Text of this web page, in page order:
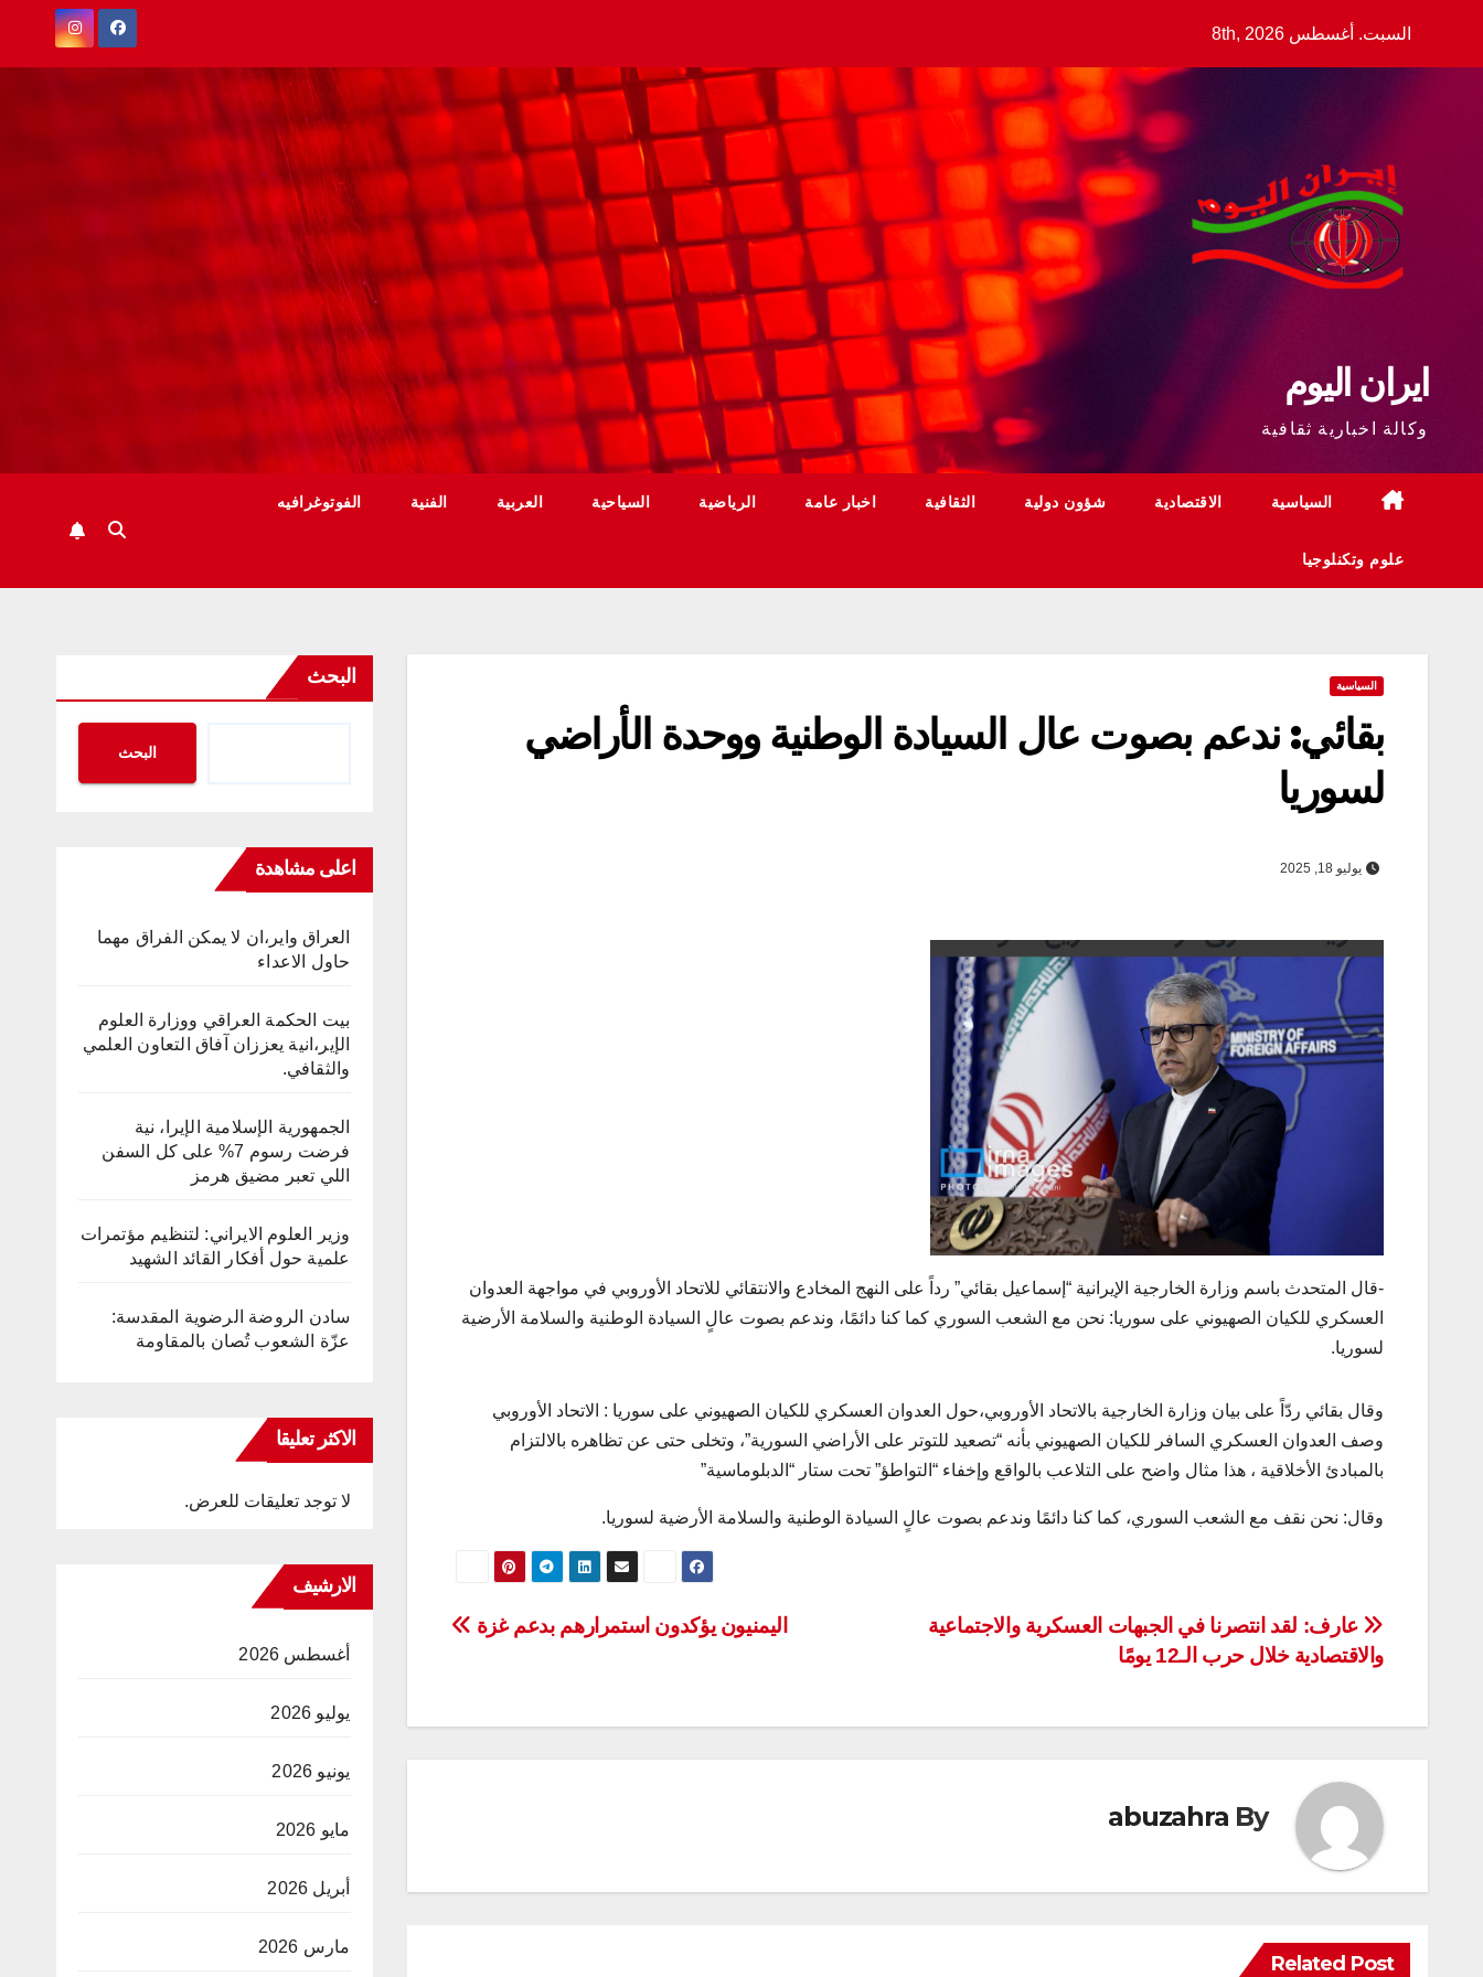
السبت. أغسطس 8th, 2026
ايران اليوم
وكالة اخبارية ثقافية
السياسية الاقتصادية شؤون دولية الثقافية اخبار عامة الرياضية السياحية العربية الفنية الفوتوغرافيه
علوم وتكنلوجيا
السياسية
بقائي: ندعم بصوت عال السيادة الوطنية ووحدة الأراضي
لسوریا
يوليو 18, 2025
-قال المتحدث باسم وزارة الخارجية الإيرانية “إسماعيل بقائي” رداً على النهج المخادع والانتقائي للاتحاد الأوروبي في مواجهة العدوان
العسكري للکیان الصهیوني على سوريا: نحن مع الشعب السوري كما كنا دائمًا، وندعم بصوت عالٍ السيادة الوطنية والسلامة الأرضیة
لسوريا.
وقال بقائي ردّاً على بيان وزارة الخارجية بالاتحاد الأوروبي،حول العدوان العسكري للکیان الصهیوني على سوريا : الاتحاد الأوروبي
وصف العدوان العسكري السافر للکیان الصهیوني بأنه “تصعيد للتوتر على الأراضي السورية”، وتخلى حتى عن تظاهره بالالتزام
بالمبادئ الأخلاقية ، هذا مثال واضح على التلاعب بالواقع وإخفاء “التواطؤ” تحت ستار “الدبلوماسية”
وقال: نحن نقف مع الشعب السوري، كما كنا دائمًا وندعم بصوت عالٍ السيادة الوطنية والسلامة الأرضیة لسوريا.
تصفّح
المقالات
اليمنيون يؤكدون استمرارهم بدعم غزة
عارف: لقد انتصرنا في الجبهات العسكرية والاجتماعية
والاقتصادية خلال حرب الـ12 يومًا
By
abuzahra
Related Post
البحث
البحث
اعلى مشاهدة
العراق واير،ان لا يمكن الفراق مهما
حاول الاعداء
بيت الحكمة العراقي ووزارة العلوم
الإير،انية يعززان آفاق التعاون العلمي
والثقافي.
الجمهورية الإسلامية الإيرا، نية
فرضت رسوم 7% على كل السفن
اللي تعبر مضيق هرمز
وزير العلوم الايراني: لتنظيم مؤتمرات
علمية حول أفكار القائد الشهيد
سادن الروضة الرضوية المقدسة:
عزّة الشعوب تُصان بالمقاومة
الاكثر تعليقا
لا توجد تعليقات للعرض.
الارشيف
أغسطس 2026
يوليو 2026
يونيو 2026
مايو 2026
أبريل 2026
مارس 2026